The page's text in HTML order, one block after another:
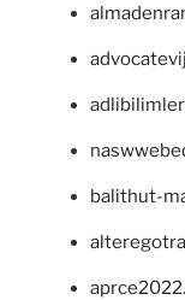
balithut-